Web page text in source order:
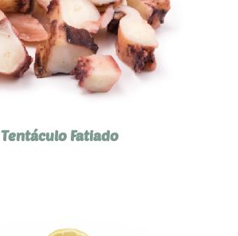
Tentáculo Fatiado